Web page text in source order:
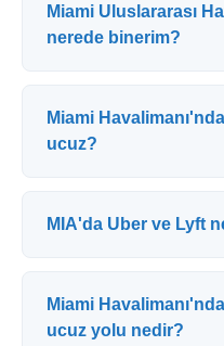
Miami Uluslararası
nerede binerim?
Miami
ucuz?
MIA'da Uber ve Lyft
Miami
ucuz yolu nedir?